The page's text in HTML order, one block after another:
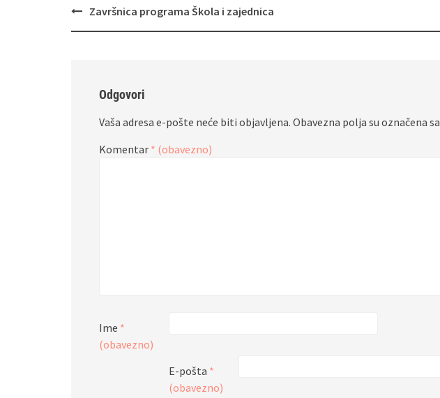
Navigacija
Završnica programa Škola i zajednica
Odgovori
Vaša adresa e-pošte neće biti objavljena. Obavezna polja su označena sa
Komentar * (obavezno)
Ime *
(obavezno)
E-pošta *
(obavezno)